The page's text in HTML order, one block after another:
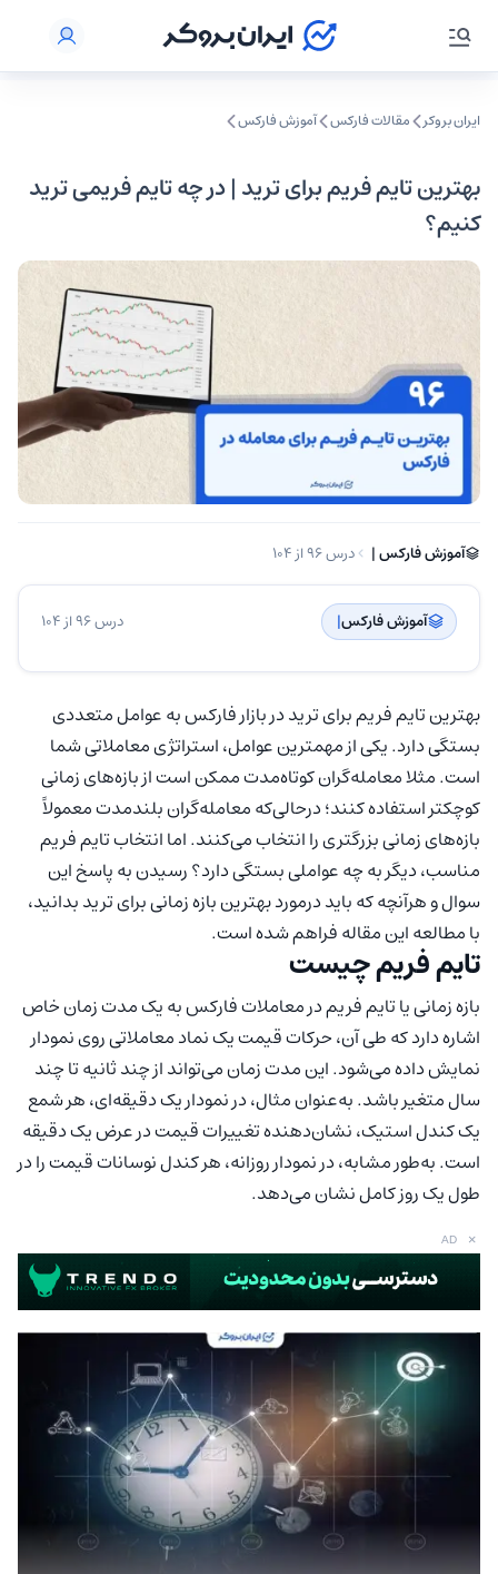
ایران بروکر مقالات فارکس آموزش فارکس
بهترین تایم فریم برای ترید | در چه تایم فریمی ترید
کنیم؟
آموزش فارکس | ‌ درس 96 از 104
آموزش فارکس| ‌ درس 96 از 104
بهترین تایم فریم برای ترید در بازار فارکس به عوامل متعددی
بستگی دارد. یکی از مهمترین عوامل، استراتژی معاملاتی شما
است. مثلا معامله‌گران کوتاه‌مدت ممکن است از بازه‌های زمانی
کوچکتر استفاده کنند؛ درحالی‌که معامله‌گران بلندمدت معمولاً
بازه‌های زمانی بزرگتری را انتخاب می‌کنند. اما انتخاب تایم فریم
مناسب، دیگر به چه عواملی بستگی دارد؟ رسیدن به پاسخ این
سوال و هرآنچه که باید درمورد بهترین بازه زمانی برای ترید بدانید،
با مطالعه این مقاله فراهم شده است.
تایم فریم چیست
بازه زمانی یا تایم فریم در معاملات فارکس به یک مدت زمان خاص
اشاره دارد که طی آن، حرکات قیمت یک نماد معاملاتی روی نمودار
نمایش داده می‌شود. این مدت زمان می‌تواند از چند ثانیه تا چند
سال متغیر باشد. به‌عنوان مثال، در نمودار یک دقیقه‌ای، هر شمع
یک کندل استیک، نشان‌دهنده تغییرات قیمت در عرض یک دقیقه
است. به‌طور مشابه، در نمودار روزانه، هر کندل نوسانات قیمت را در
طول یک روز کامل نشان می‌دهد.
AD ×